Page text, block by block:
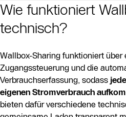
Wie funktioniert
technisch?
Wallbox-Sharing funktioniert über
Zugangssteuerung und die
Verbrauchserfassung, sodass
eigenen Stromverbrauch
bieten dafür verschiedene